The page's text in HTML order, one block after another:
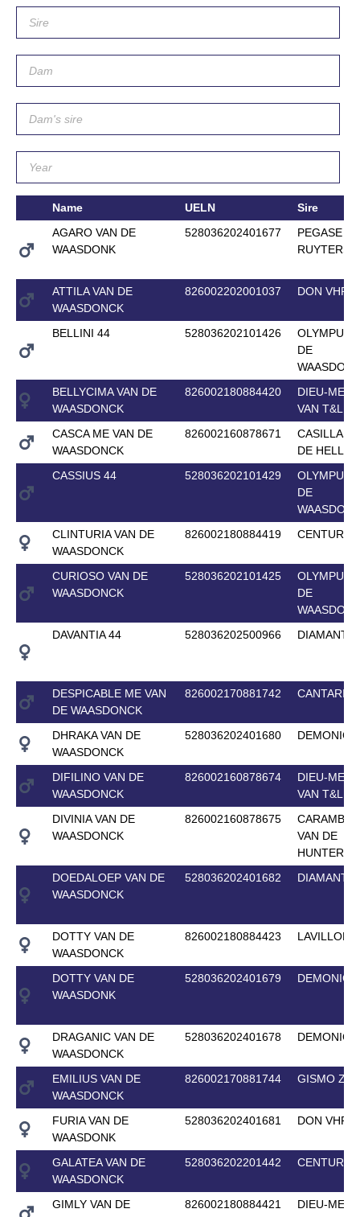
Name UELN
Sire
AGARO VAN DE
WAASDONK
528036202401677
PEGASE
ATTILA VAN DE
WAASDONCK
826002202001037 DON VHP Z
BELLINI 44 528036202101426
OLYMPUS
DE
BELLYCIMA VAN DE
WAASDONCK
826002180884420
DIEU-
VAN T&L
CASCA ME VAN DE
WAASDONCK
826002160878671
CASILLAS
DE HELLE
CASSIUS 44
528036202101429
OLYMPUS
DE
CLINTURIA VAN DE
WAASDONCK
826002180884419 CENTURIO
CURIOSO VAN DE
WAASDONCK
528036202101425
OLYMPUS
DE
DAVANTIA 44
528036202500966
DESPICABLE ME VAN
DE WAASDONCK
826002170881742 CANTARIO
DHRAKA VAN DE
WAASDONCK
528036202401680 DEMONIC Z
DIFILINO VAN DE
WAASDONCK
826002160878674
DIEU-
VAN T&L
DIVINIA VAN DE
WAASDONCK
826002160878675
VAN DE
HUNTERS
DOEDALOEP VAN DE
WAASDONCK
528036202401682
DOTTY VAN DE
WAASDONCK
826002180884423 LAVILLON
DOTTY VAN DE
WAASDONK
528036202401679 DEMONIC Z
DRAGANIC VAN DE
WAASDONCK
528036202401678 DEMONIC Z
EMILIUS VAN DE
WAASDONCK
826002170881744 GISMO Z
FURIA VAN DE
WAASDONK
528036202401681 DON VHP Z
GALATEA VAN DE
WAASDONCK
528036202201442 CENTURIO
GIMLY VAN DE
826002180884421
DIEU-